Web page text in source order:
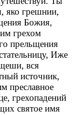
яко грешнии,
Божия,
грехом
прельщения
Иже
вся
источник,
преславное
грехопадений
святое имя